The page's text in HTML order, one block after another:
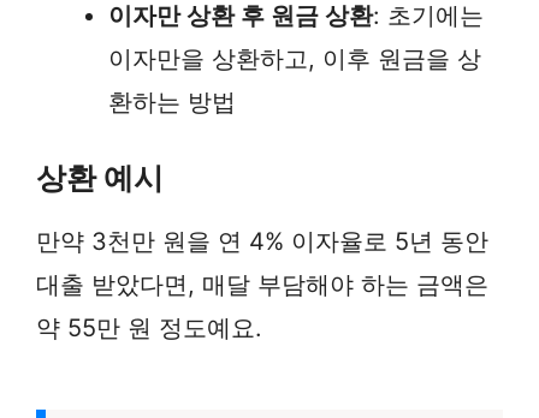
이자만 상환 후 원금 상환: 초기에는
이자만을 상환하고, 이후 원금을 상
환하는 방법
상환 예시
만약 3천만 원을 연 4% 이자율로 5년 동안
대출 받았다면, 매달 부담해야 하는 금액은
약 55만 원 정도예요.